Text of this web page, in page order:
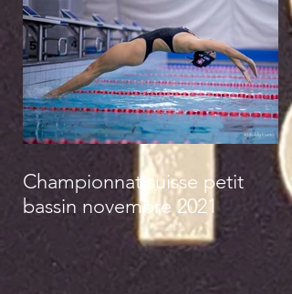
Championnat suisse petit
bassin novembre 2021